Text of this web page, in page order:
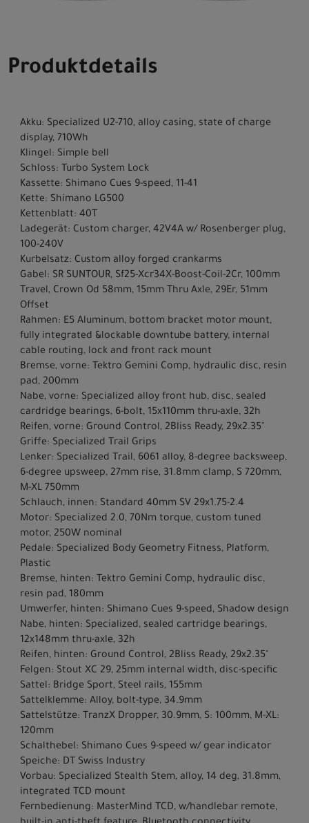
Produktdetails
Akku: Specialized U2-710, alloy casing, state of charge
display, 710Wh
Klingel: Simple bell
Schloss: Turbo System Lock
Kassette: Shimano Cues 9-speed, 11-41
Kette: Shimano LG500
Kettenblatt: 40T
Ladegerät: Custom charger, 42V4A w/ Rosenberger plug,
100-240V
Kurbelsatz: Custom alloy forged crankarms
Gabel: SR SUNTOUR, Sf25-Xcr34X-Boost-Coil-2Cr, 100mm
Travel, Crown Od 58mm, 15mm Thru Axle, 29Er, 51mm
Offset
Rahmen: E5 Aluminum, bottom bracket motor mount,
fully integrated &lockable downtube battery, internal
cable routing, lock and front rack mount
Bremse, vorne: Tektro Gemini Comp, hydraulic disc, resin
pad, 200mm
Nabe, vorne: Specialized alloy front hub, disc, sealed
cardridge bearings, 6-bolt, 15x110mm thru-axle, 32h
Reifen, vorne: Ground Control, 2Bliss Ready, 29x2.35"
Griffe: Specialized Trail Grips
Lenker: Specialized Trail, 6061 alloy, 8-degree backsweep,
6-degree upsweep, 27mm rise, 31.8mm clamp, S 720mm,
M-XL 750mm
Schlauch, innen: Standard 40mm SV 29x1.75-2.4
Motor: Specialized 2.0, 70Nm torque, custom tuned
motor, 250W nominal
Pedale: Specialized Body Geometry Fitness, Platform,
Plastic
Bremse, hinten: Tektro Gemini Comp, hydraulic disc,
resin pad, 180mm
Umwerfer, hinten: Shimano Cues 9-speed, Shadow design
Nabe, hinten: Specialized, sealed cartridge bearings,
12x148mm thru-axle, 32h
Reifen, hinten: Ground Control, 2Bliss Ready, 29x2.35"
Felgen: Stout XC 29, 25mm internal width, disc-specific
Sattel: Bridge Sport, Steel rails, 155mm
Sattelklemme: Alloy, bolt-type, 34.9mm
Sattelstütze: TranzX Dropper, 30.9mm, S: 100mm, M-XL:
120mm
Schalthebel: Shimano Cues 9-speed w/ gear indicator
Speiche: DT Swiss Industry
Vorbau: Specialized Stealth Stem, alloy, 14 deg, 31.8mm,
integrated TCD mount
Fernbedienung: MasterMind TCD, w/handlebar remote,